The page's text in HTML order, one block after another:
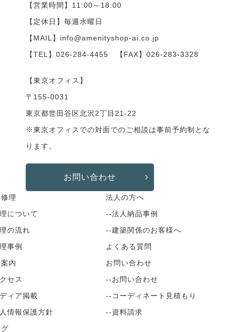
【営業時間】11:00～18:00
【定休日】毎週水曜日
【MAIL】info@amenityshop-ai.co.jp
【TEL】 026-284-4455 【FAX】026-283-3328
【東京オフィス】
〒155-0031
東京都世田谷区北沢2丁目21-22
※東京オフィスでの対面でのご相談は事前予約制とな
ります。
お問い合わせ
理
について
の流れ
事例
内
セス
ィア掲載
情報保護方針
法人の方へ
--法人納品事例
--建築関係のお客様へ
よくある質問
お問い合わせ
--お問い合わせ
--コーディネート見積もり
--資料請求